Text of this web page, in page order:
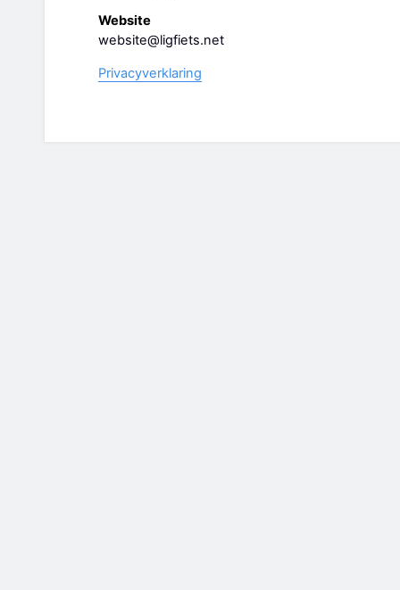
Website
website@ligfiets.net
Privacyverklaring